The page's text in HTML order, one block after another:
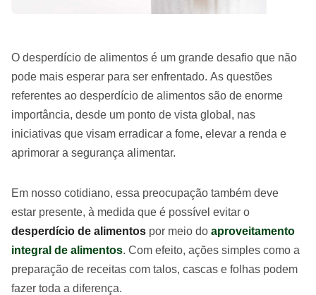
O desperdício de alimentos é um grande desafio que não
pode mais esperar para ser enfrentado. As questões
referentes ao desperdício de alimentos são de enorme
importância, desde um ponto de vista global, nas
iniciativas que visam erradicar a fome, elevar a renda e
aprimorar a segurança alimentar.
Em nosso cotidiano, essa preocupação também deve
estar presente, à medida que é possível evitar o
desperdício de alimentos por meio do aproveitamento
integral de alimentos. Com efeito, ações simples como a
preparação de receitas com talos, cascas e folhas podem
fazer toda a diferença.